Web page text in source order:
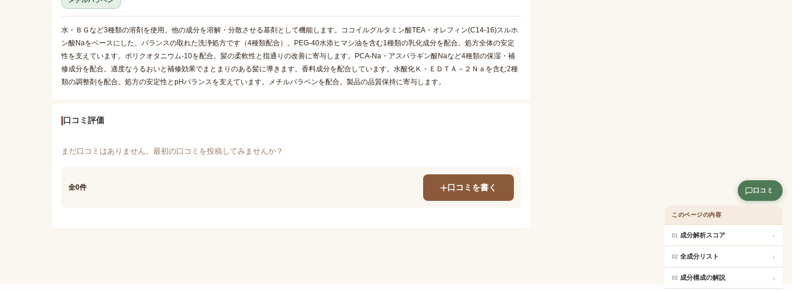
水・ＢＧなど3種類の溶剤を使用。他の成分を溶解・分散させる基剤として機能します。ココイルグルタミン酸TEA・オレフィン(C14-16)スルホ
ン酸Naをベースにした、バランスの取れた洗浄処方です（4種類配合）。PEG-40水添ヒマシ油を含む1種類の乳化成分を配合。処方全体の安定
性を支えています。ポリクオタニウム-10を配合。髪の柔軟性と指通りの改善に寄与します。PCA-Na・アスパラギン酸Naなど4種類の保湿・補
修成分を配合。適度なうるおいと補修効果でまとまりのある髪に導きます。香料成分を配合しています。水酸化Ｋ・ＥＤＴＡ－２Ｎａを含む2種
類の調整剤を配合。処方の安定性とpHバランスを支えています。メチルパラベンを配合。製品の品質保持に寄与します。
口コミ評価
まだ口コミはありません。最初の口コミを投稿してみませんか？
全0件 口コミを書く 口コミ
このページの内容
01 成分解析スコア ↓
02 全成分リスト ↓
03 成分構成の解説 ↓